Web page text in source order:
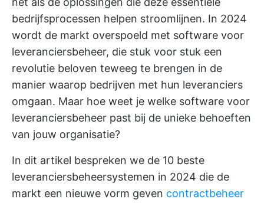
bedrijfsprocessen helpen stroomlijnen. In 2024
wordt de markt overspoeld met software voor
leveranciersbeheer, die stuk voor stuk een
revolutie beloven teweeg te brengen in de
manier waarop bedrijven met hun leveranciers
omgaan. Maar hoe weet je welke software voor
leveranciersbeheer past bij de unieke behoeften
van jouw organisatie?
In dit artikel bespreken we de 10 beste
leveranciersbeheersystemen in 2024 die de
markt een nieuwe vorm geven contractbeheer